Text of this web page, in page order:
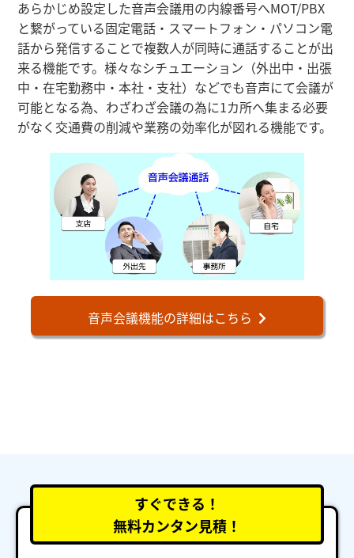
あらかじめ設定した音声会議用の内線番号へMOT/PBX
と繋がっている固定電話・ スマートフォン ・ パソコン電
話から発信することで複数人が同時に通話することが出
来る機能です。様々なシチュエーション（外出中・出張
中・在宅勤務中・本社・支社）などでも音声にて会議が
可能となる為、わざわざ会議の為に1カ所へ集まる必要
がなく交通費の削減や業務の効率化が図れる機能です。
音声会議機能の詳細はこちら
すぐできる！
無料カンタン見積！